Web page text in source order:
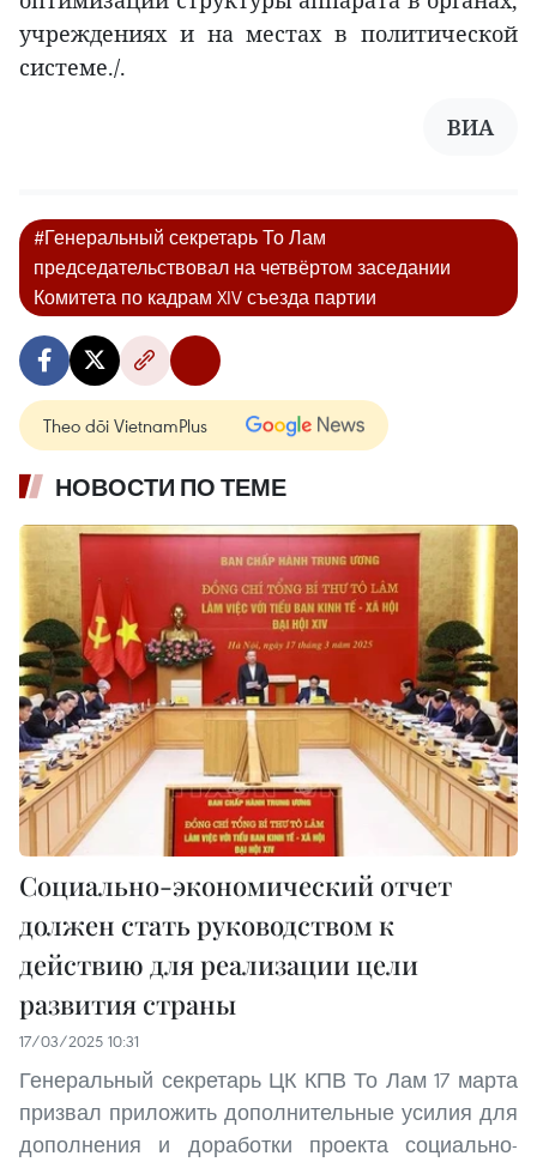
учреждениях и на местах в политической
системе./.
ВИА
#Генеральный секретарь То Лам
председательствовал на четвёртом заседании
Комитета по кадрам XIV съезда партии
Theo dõi VietnamPlus
НОВОСТИ ПО ТЕМЕ
Социально-экономический отчет
должен стать руководством к
действию для реализации цели
развития страны
17/03/2025 10:31
Генеральный секретарь ЦК КПВ То Лам 17 марта
призвал приложить дополнительные усилия для
дополнения и доработки проекта социально-